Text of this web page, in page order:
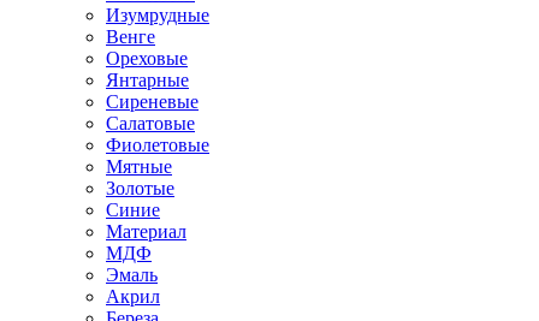
Изумрудные
Венге
Ореховые
Янтарные
Сиреневые
Салатовые
Фиолетовые
Мятные
Золотые
Синие
Материал
МДФ
Эмаль
Акрил